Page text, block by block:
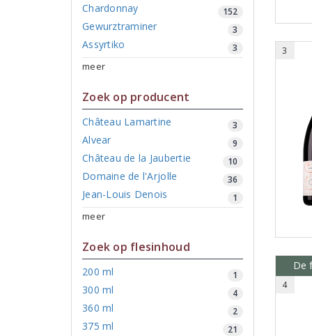
Chardonnay 152
Gewurztraminer 3
Assyrtiko 3
meer
Zoek op producent
Château Lamartine 3
Alvear 9
Château de la Jaubertie 10
Domaine de l'Arjolle 36
Jean-Louis Denois 1
meer
Zoek op flesinhoud
200 ml 1
300 ml 4
360 ml 2
375 ml 21
3
De
4